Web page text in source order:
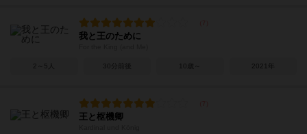
我と王のために
2～5人 30分前後 10歳～ 2021年
王と枢機卿